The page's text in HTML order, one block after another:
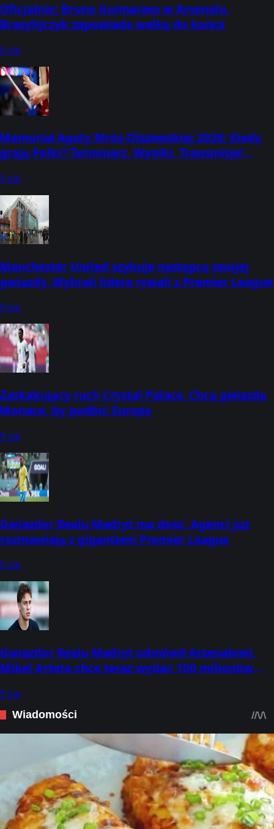
Oficjalnie: Bruno Guimaraes w Arsenalu.
Brazylijczyk zapowiada walkę do końca
9 sie
Memoriał Agaty Mróz-Olszewskiej 2026: Kiedy
grają Polki? Terminarz, Wyniki, Transmisje!
(Koszalin, 11-13 sierpnia)
9 sie
Manchester United szykuje następcę swojej
gwiazdy. Wybrali lidera rywali z Premier League
9 sie
Zaskakujący ruch Crystal Palace. Chcą gwiazdę
Monaco, by podbić Europę
9 sie
Gwiazdor Realu Madryt ma dość. Agenci już
rozmawiają z gigantami Premier League
9 sie
Gwiazdor Realu Madryt odmówił Arsenalowi.
Mikel Arteta chce teraz wydać 100 milionów
9 sie